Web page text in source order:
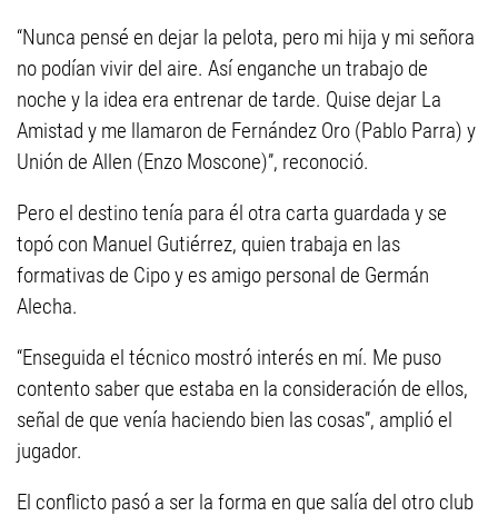
“Nunca pensé en dejar la pelota, pero mi hija y mi señora
no podían vivir del aire. Así enganche un trabajo de
noche y la idea era entrenar de tarde. Quise dejar La
Amistad y me llamaron de Fernández Oro (Pablo Parra) y
Unión de Allen (Enzo Moscone)”, reconoció.
Pero el destino tenía para él otra carta guardada y se
topó con Manuel Gutiérrez, quien trabaja en las
formativas de Cipo y es amigo personal de Germán
Alecha.
“Enseguida el técnico mostró interés en mí. Me puso
contento saber que estaba en la consideración de ellos,
señal de que venía haciendo bien las cosas”, amplió el
jugador.
El conflicto pasó a ser la forma en que salía del otro club